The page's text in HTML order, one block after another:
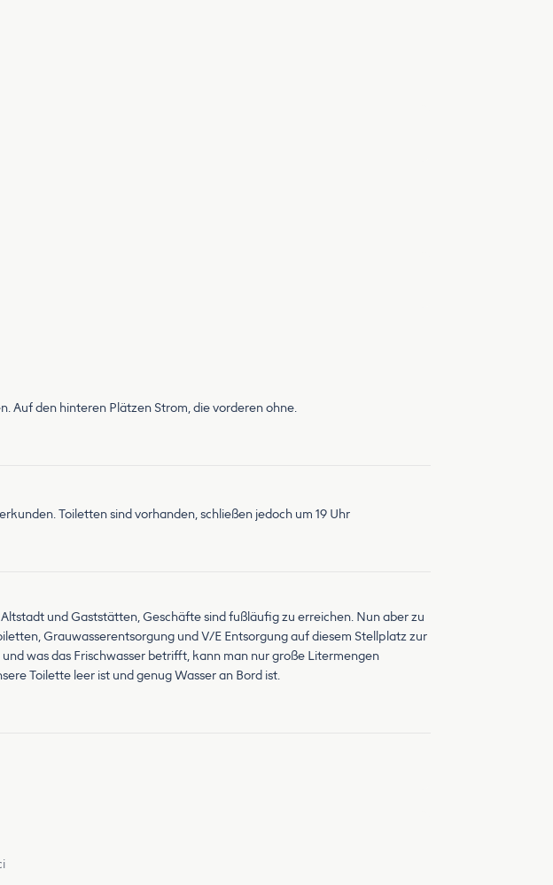
Auf den hinteren Plätzen Strom, die vorderen ohne.
Toiletten sind vorhanden, schließen jedoch um 19 Uhr
und Gaststätten, Geschäfte sind fußläufig zu erreichen. Nun aber zu
Grauwasserentsorgung und V/E Entsorgung auf diesem Stellplatz zur
was das Frischwasser betrifft, kann man nur große Litermengen
Toilette leer ist und genug Wasser an Bord ist.